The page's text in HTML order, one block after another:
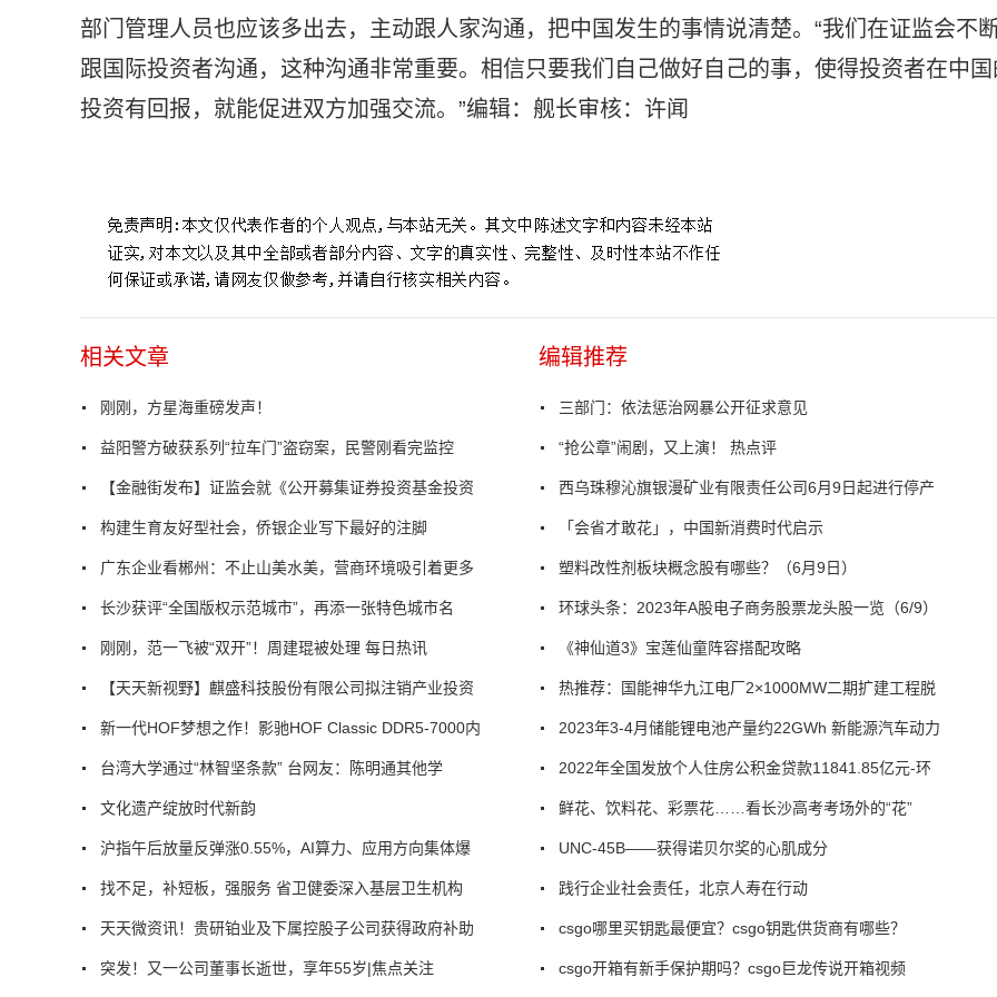
部门管理人员也应该多出去，主动跟人家沟通，把中国发生的事情说清楚。“我们在证监会不
跟国际投资者沟通，这种沟通非常重要。相信只要我们自己做好自己的事，使得投资者在中国
投资有回报，就能促进双方加强交流。”编辑：舰长审核：许闻
相关文章
刚刚，方星海重磅发声！
益阳警方破获系列“拉车门”盗窃案，民警刚看完监控
【金融街发布】证监会就《公开募集证券投资基金投资
构建生育友好型社会，侨银企业写下最好的注脚
广东企业看郴州：不止山美水美，营商环境吸引着更多
长沙获评“全国版权示范城市”，再添一张特色城市名
刚刚，范一飞被“双开”！周建琨被处理 每日热讯
【天天新视野】麒盛科技股份有限公司拟注销产业投资
新一代HOF梦想之作！影驰HOF Classic DDR5-7000内
台湾大学通过“林智坚条款” 台网友：陈明通其他学
文化遗产绽放时代新韵
沪指午后放量反弹涨0.55%，AI算力、应用方向集体爆
找不足，补短板，强服务 省卫健委深入基层卫生机构
天天微资讯！贵研铂业及下属控股子公司获得政府补助
突发！又一公司董事长逝世，享年55岁|焦点关注
编辑推荐
三部门：依法惩治网暴公开征求意见
“抢公章”闹剧，又上演！ 热点评
西乌珠穆沁旗银漫矿业有限责任公司6月9日起进行停产
「会省才敢花」，中国新消费时代启示
塑料改性剂板块概念股有哪些？（6月9日）
环球头条：2023年A股电子商务股票龙头股一览（6/9）
《神仙道3》宝莲仙童阵容搭配攻略
热推荐：国能神华九江电厂2×1000MW二期扩建工程脱
2023年3-4月储能锂电池产量约22GWh 新能源汽车动力
2022年全国发放个人住房公积金贷款11841.85亿元-环
鲜花、饮料花、彩票花……看长沙高考考场外的“花”
UNC-45B——获得诺贝尔奖的心肌成分
践行企业社会责任，北京人寿在行动
csgo哪里买钥匙最便宜？csgo钥匙供货商有哪些？
csgo开箱有新手保护期吗？csgo巨龙传说开箱视频